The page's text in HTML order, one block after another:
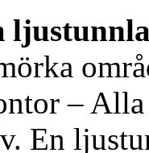
– Alla
En